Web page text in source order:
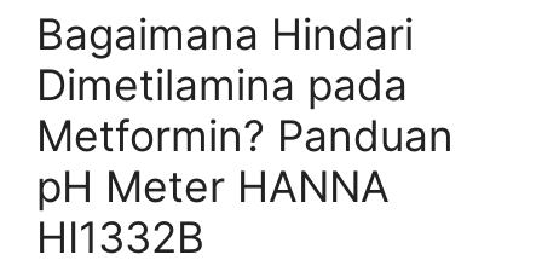
Bagaimana Hindari
Dimetilamina pada
Metformin? Panduan
pH Meter HANNA
HI1332B